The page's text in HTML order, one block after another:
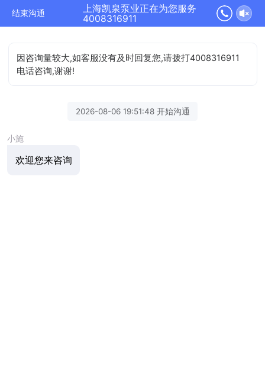
结束沟通
上海凯泉泵业正在为您服务
4008316911
因咨询量较大,如客服没有及时回复您,请拨打4008316911
电话咨询,谢谢!
2026-08-06 19:51:48 开始沟通
小施
欢迎您来咨询